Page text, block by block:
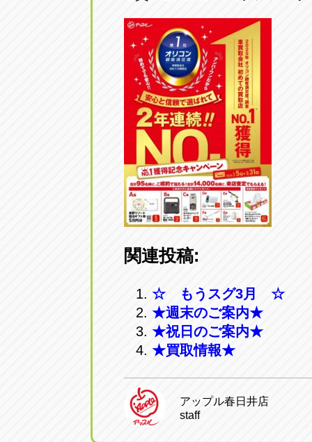
トラック
059-331-
三重
トラック市四日市店
三重県四日市市午起3丁目1番3
関連投稿:
☆ もうスグ3月 ☆
★週末のご案内★
★祝日のご案内★
★買取情報★
アップル春日井店
staff